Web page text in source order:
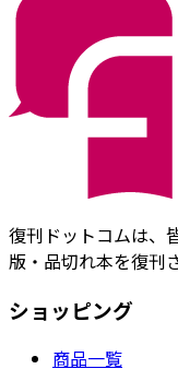
復刊ドットコムは、
版・品切れ本を復刊
ショッピング
商品一覧